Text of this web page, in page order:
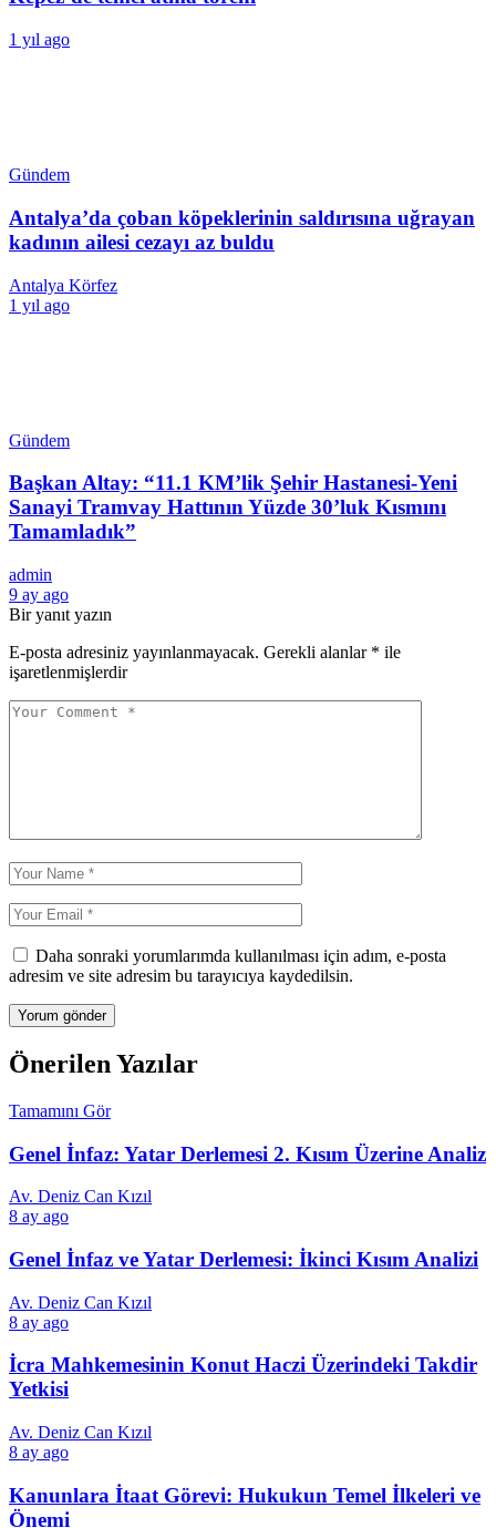
1 yıl ago
Gündem
Antalya’da çoban köpeklerinin saldırısına uğrayan
kadının ailesi cezayı az buldu
Antalya Körfez
1 yıl ago
Gündem
Başkan Altay: “11.1 KM’lik Şehir Hastanesi-Yeni
Sanayi Tramvay Hattının Yüzde 30’luk Kısmını
Tamamladık”
admin
9 ay ago
Bir yanıt yazın
E-posta adresiniz yayınlanmayacak. Gerekli alanlar * ile
işaretlenmişlerdir
Daha sonraki yorumlarımda kullanılması için adım, e-posta
adresim ve site adresim bu tarayıcıya kaydedilsin.
Önerilen Yazılar
Tamamını Gör
Genel İnfaz: Yatar Derlemesi 2. Kısım Üzerine Analiz
Av. Deniz Can Kızıl
8 ay ago
Genel İnfaz ve Yatar Derlemesi: İkinci Kısım Analizi
Av. Deniz Can Kızıl
8 ay ago
İcra Mahkemesinin Konut Haczi Üzerindeki Takdir
Yetkisi
Av. Deniz Can Kızıl
8 ay ago
Kanunlara İtaat Görevi: Hukukun Temel İlkeleri ve
Önemi